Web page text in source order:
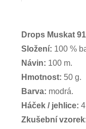
Drops Muskat
Složení: 100 %
Návin: 100 m.
Hmotnost: 50 g.
Barva: modrá.
Háček / jehlice:
Zkušební